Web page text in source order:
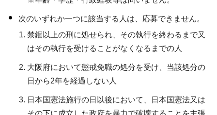
次のいずれか一つに該当する人は、応募できません。
禁錮以上の刑に処せられ、その執行を終わるまで又
はその執行を受けることがなくなるまでの人
大阪府において懲戒免職の処分を受け、当該処分の
日から2年を経過しない人
日本国憲法施行の日以後において、日本国憲法又は
その下に成立した政府を暴力で破壊することを主張